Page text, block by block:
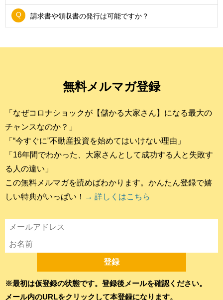
請求書や領収書の発行は可能ですか？
無料メルマガ登録
「なぜコロナショックが【儲かる大家さん】になる最大の
チャンスなのか？」
「“今すぐに”不動産投資を始めてはいけない理由」
「16年間でわかった、大家さんとして成功する人と失敗す
る人の違い」
この無料メルマガを読めばわかります。かんたん登録で嬉
しい特典がいっぱい！ → 詳しくはこちら
※最初は仮登録の状態です。登録後メールを確認ください。
メール内のURLをクリックして本登録になります。